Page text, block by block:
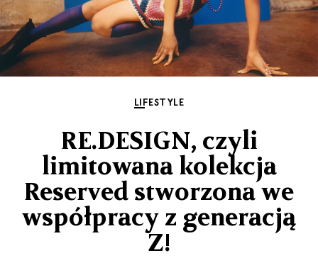
LIFESTYLE
RE.DESIGN, czyli
limitowana kolekcja
Reserved stworzona we
współpracy z generacją
Z!